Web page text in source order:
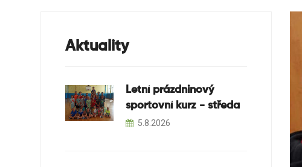
Aktuality
Letní prázdninový
sportovní kurz - středa
5.8.2026